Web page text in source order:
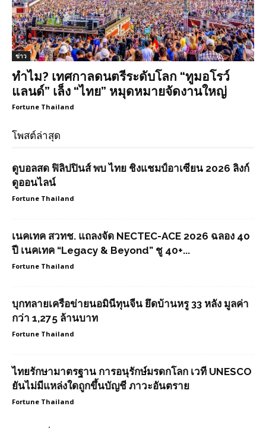
ข่าว
ทำไม? เทศกาลดนตรีระดับโลก “ทูมอโรว์
แลนด์” เล็ง “ไทย” หมุดหมายจัดงานใหญ่
Fortune Thailand
โพสต์ล่าสุด
ดูบอลสด ฟิลิปปินส์ พบ ไทย ชิงแชมป์อาเซียน 2026 ลิงก์
ดูออนไลน์
Fortune Thailand
เนคเทค สวทช. แถลงจัด NECTEC-ACE 2026 ฉลอง 40
ปี เนคเทค “Legacy & Beyond” ชู 40+...
Fortune Thailand
บุกทลายเครือข่ายนอมินีทุนจีน ยึดบ้านหรู 33 หลัง มูลค่า
กว่า 1,275 ล้านบาท
Fortune Thailand
ไทยรักษามาตรฐาน การอนุรักษ์มรดกโลก เวที UNESCO
ยันไม่มีแหล่งใดถูกขึ้นบัญชี ภาวะอันตราย
Fortune Thailand